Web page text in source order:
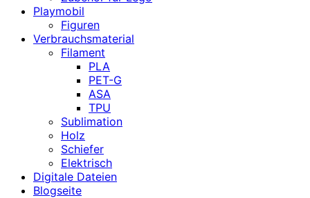
Playmobil
Figuren
Verbrauchsmaterial
Filament
PLA
PET-G
ASA
TPU
Sublimation
Holz
Schiefer
Elektrisch
Digitale Dateien
Blogseite